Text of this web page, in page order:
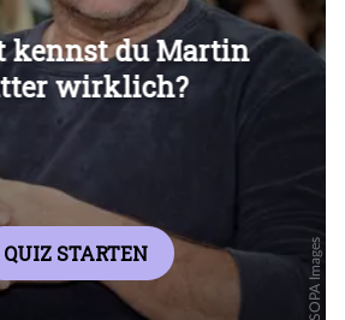
Überspringen